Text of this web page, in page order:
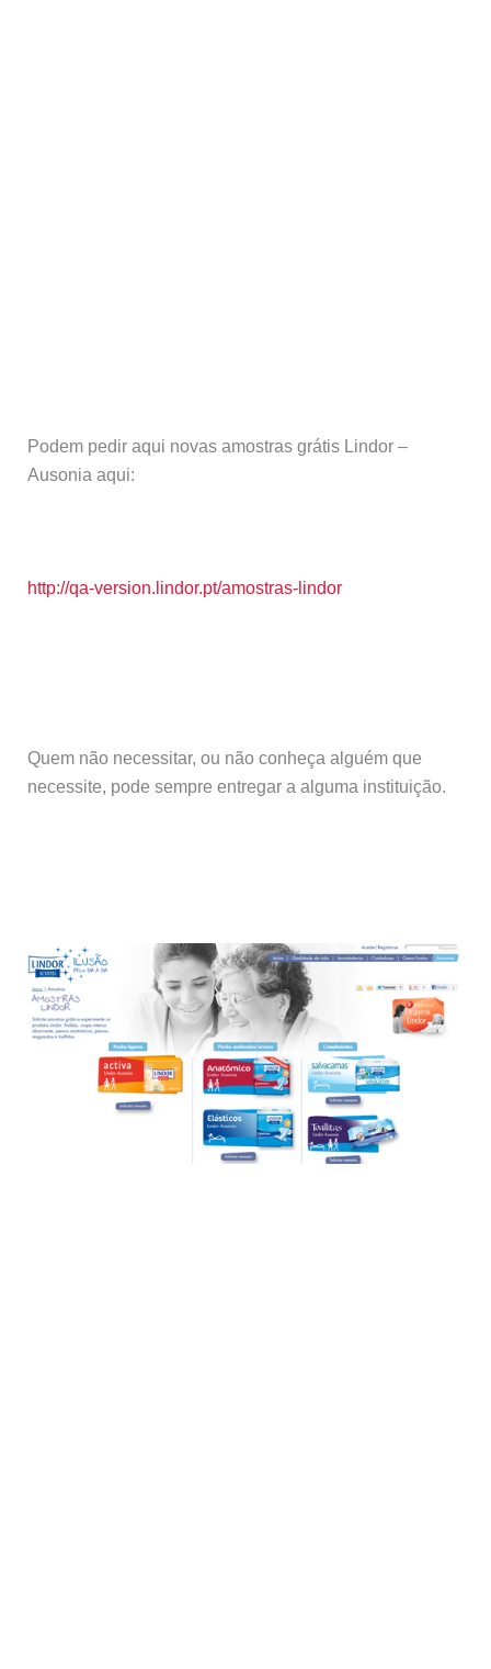
Podem pedir aqui novas amostras grátis Lindor –
Ausonia aqui:
http://qa-version.lindor.pt/amostras-lindor
Quem não necessitar, ou não conheça alguém que
necessite, pode sempre entregar a alguma instituição.